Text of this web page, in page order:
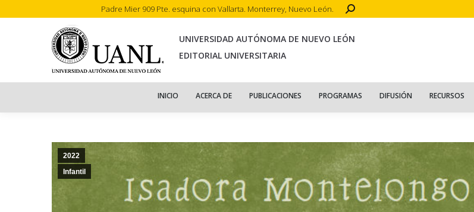
Padre Mier 909 Pte. esquina con Vallarta. Monterrey, Nuevo León. Search:
UNIVERSIDAD AUTÓNOMA DE NUEVO LEÓN
EDITORIAL UNIVERSITARIA
INICIO ACERCA DE PUBLICACIONES PROGRAMAS DIFUSIÓN RECURSOS
2022
Infantil
INICIO ACERCA DE PUBLICACIONES PROGRAMAS